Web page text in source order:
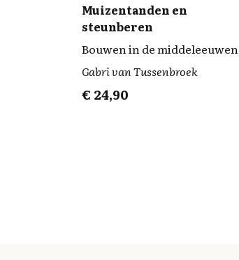
Muizentanden en
steunberen
Bouwen in de middeleeuwen
Gabri van Tussenbroek
€ 24,90